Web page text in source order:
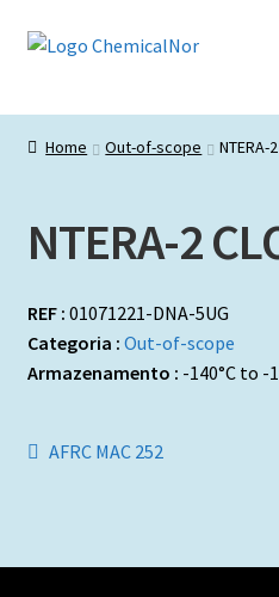
Ir
Saltar
Início
Catálogos de Representadas
Promoções
Home Out-of-scope NTERA-
NTERA-2
REF : 01071221-DNA-5UG
Categoria : Out-of-scope
Armazenamento : -140°C to -
Navegação
Artigo
AFRC MAC 252